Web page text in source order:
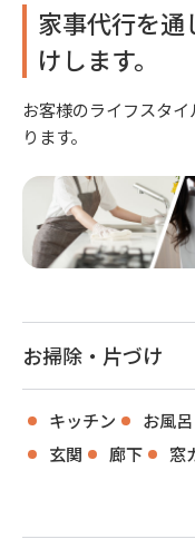
家事代行を
けします。
お客様のライフスタ
ります。
お掃除・片づけ
キッチン お風呂
玄関
廊下 窓